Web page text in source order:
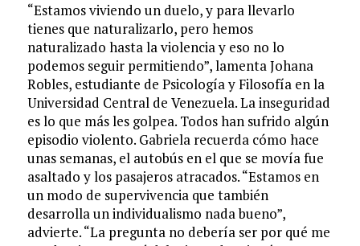
“Estamos viviendo un duelo, y para llevarlo
tienes que naturalizarlo, pero hemos
naturalizado hasta la violencia y eso no lo
podemos seguir permitiendo”, lamenta Johana
Robles, estudiante de Psicología y Filosofía en la
Universidad Central de Venezuela. La inseguridad
es lo que más les golpea. Todos han sufrido algún
episodio violento. Gabriela recuerda cómo hace
unas semanas, el autobús en el que se movía fue
asaltado y los pasajeros atracados. “Estamos en
un modo de supervivencia que también
desarrolla un individualismo nada bueno”,
advierte. “La pregunta no debería ser por qué me